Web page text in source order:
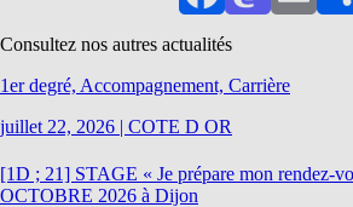
FacebookMastodon
Email
Consultez nos autres actualités
1er degré, Accompagnement, Carrière
juillet 22, 2026 | COTE D OR
[1D ; 21] STAGE « Je prépare mon rendez-
OCTOBRE 2026 à Dijon